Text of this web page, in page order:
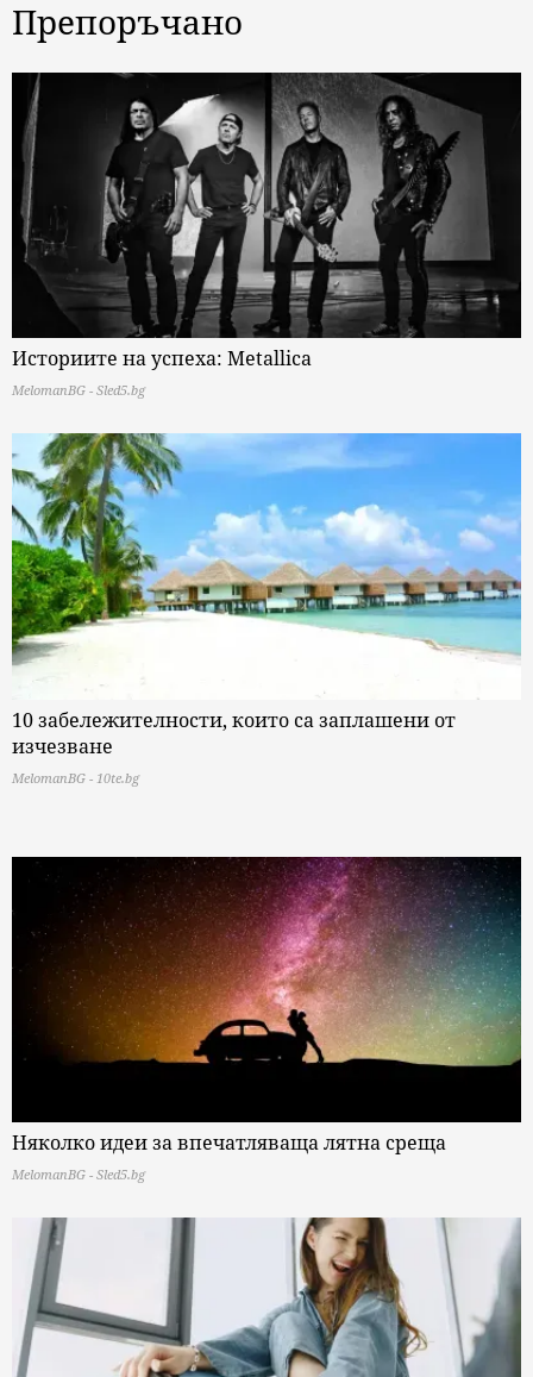
Препоръчано
Историите на успеха: Metallica
MelomanBG - Sled5.bg
10 забележителности, които са заплашени от
изчезване
MelomanBG - 10te.bg
Няколко идеи за впечатляваща лятна среща
MelomanBG - Sled5.bg